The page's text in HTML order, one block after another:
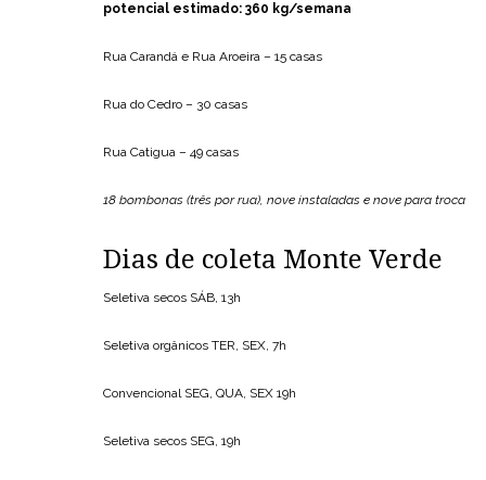
potencial estimado: 360 kg/semana
Rua Carandá e Rua Aroeira – 15 casas
Rua do Cedro – 30 casas
Rua Catigua – 49 casas
18 bombonas (três por rua), nove instaladas e nove para troca
Dias de coleta Monte Verde
Seletiva secos SÁB, 13h
Seletiva orgânicos TER, SEX, 7h
Convencional SEG, QUA, SEX 19h
Seletiva secos SEG, 19h